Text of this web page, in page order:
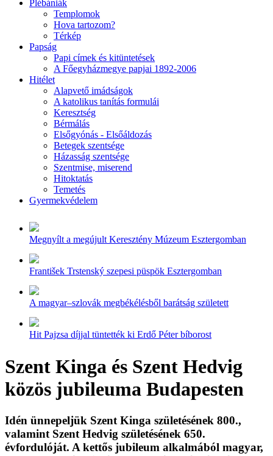
Plébániák
Templomok
Hova tartozom?
Térkép
Papság
Papi címek és kitüntetések
A Főegyházmegye papjai 1892-2006
Hitélet
Alapvető imádságok
A katolikus tanítás formulái
Keresztség
Bérmálás
Elsőgyónás - Elsőáldozás
Betegek szentsége
Házasság szentsége
Szentmise, miserend
Hitoktatás
Temetés
Gyermekvédelem
Megnyílt a megújult Keresztény Múzeum Esztergomban
František Trstenský szepesi püspök Esztergomban
A magyar–szlovák megbékélésből barátság született
Hit Pajzsa díjjal tüntették ki Erdő Péter bíborost
Szent Kinga és Szent Hedvig
közös jubileuma Budapesten
Idén ünnepeljük Szent Kinga születésének 800.,
valamint Szent Hedvig születésének 650.
évfordulóját. A kettős jubileum alkalmából magyar,